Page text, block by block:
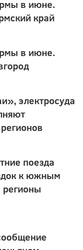
в июне.
край
в июне.
электросуда
поезда
к южным
регионы